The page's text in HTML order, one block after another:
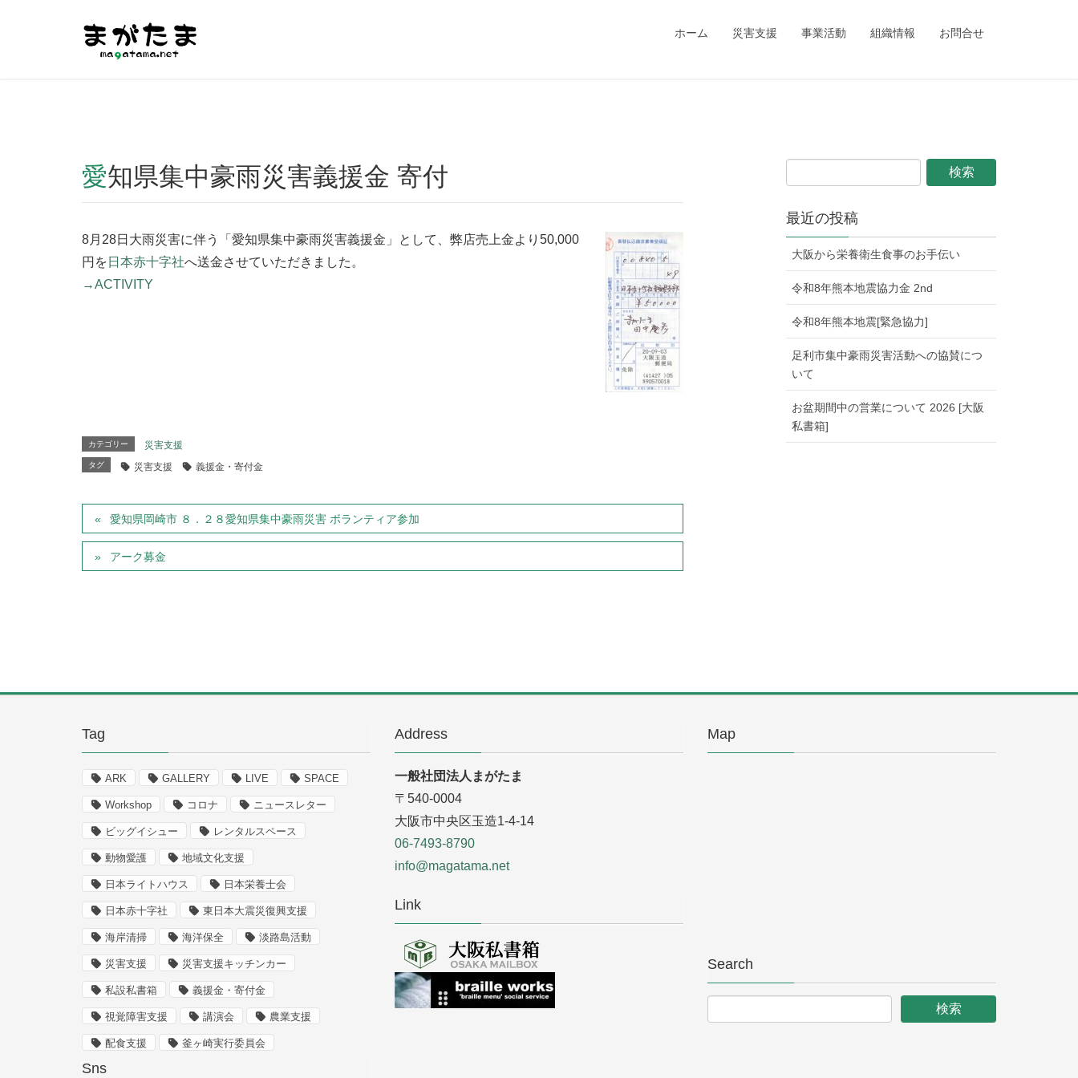
: Undefined array key "HTTP_REFERER" in /home/r2549115/public_html/magatama.net/wp-content/themes/lightning_child/single.php on line1
ホーム 災害支援 事業活動 組織情報 お問合せ
愛知県集中豪雨災害義援金 寄付
8月28日大雨災害に伴う「愛知県集中豪雨災害義援金」として、弊店売上金より50,000
円を 日本赤十字社へ送金させていただきました。
→ACTIVITY
カテゴリー 災害支援
タグ 災害支援 義援金・寄付金
愛知県岡崎市 ８．２８愛知県集中豪雨災害 ボランティア参加
アーク募金
最近の投稿
大阪から栄養衛生食事のお手伝い
令和8年熊本地震協力金 2nd
令和8年熊本地震[緊急協力]
足利市集中豪雨災害活動への協賛につ
いて
お盆期間中の営業について 2026 [大阪
私書箱]
Tag
ARK GALLERY LIVE SPACE
Workshop コロナ ニュースレター
ビッグイシュー レンタルスペース
動物愛護 地域文化支援
日本ライトハウス 日本栄養士会
日本赤十字社 東日本大震災復興支援
海岸清掃 海洋保全 淡路島活動
災害支援 災害支援キッチンカー
私設私書箱 義援金・寄付金
視覚障害支援 講演会 農業支援
配食支援 釜ヶ崎実行委員会
Sns
Address
一般社団法人まがたま
〒540-0004
大阪市中央区玉造1-4-14
06-7493-8790
info@magatama.net
Link
Map
Search